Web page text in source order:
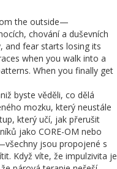
the outside—
chování a duševních
and fear starts losing its
when you walk into a
When you finally get
byste věděli, co dělá
mozku, který neustále
který učí, jak přerušit
jako CORE-OM nebo
jsou propojené s
Když víte, že impulzivita je